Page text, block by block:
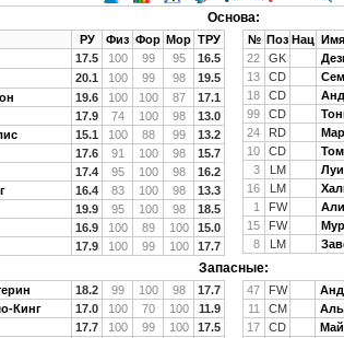
Основа:
РУ Физ Фор Мор ТРУ
17.5 100 99 95
16.5
20.1 100 99 98
19.5
19.6 100 100 87
17.1
17.9 74 100 98
13.0
15.1 100 88 99
13.2
17.6 91 100 98
15.7
17.4 95 100 98
16.2
16.4 83 100 98
13.3
19.9 95 100 98
18.5
16.9 100 89 100
15.0
17.9 100 99 100 17.7
№ Поз Нац
22
GK
13
CD
18
CD
99
CD
24
RD
10
CD
3
LM
16
LM
1
FW
15
FW
8
LM
Запасные:
18.2 99 100 98
17.7
Кинг 17.0 100 70 100
11.9
17.7 100 99 100
17.5
47 FW
11
CM
17
CD